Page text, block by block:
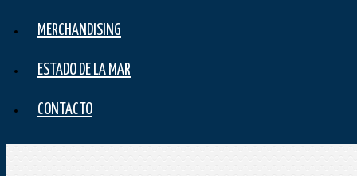
MERCHANDISING
ESTADO DE LA MAR
CONTACTO